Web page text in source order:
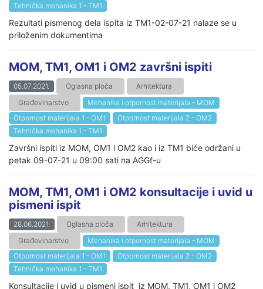
Tehnička mehanika 1 - TM1
Rezultati pismenog dela ispita iz TM1-02-07-21 nalaze se u
priloženim dokumentima
MOM, TM1, OM1 i OM2 završni ispiti
05.07.2021. Oglasna ploča
Arhitektura
Građevinarstvo
Mehanika i otpornost materijala - MOM
Otpornost materijala 1 - OM1
Otpornost materijala 2 - OM2
Tehnička mehanika 1 - TM1
Završni ispiti iz MOM, OM1 i OM2 kao i iz TM1 biće održani u
petak 09-07-21 u 09:00 sati na AGGf-u
MOM, TM1, OM1 i OM2 konsultacije i uvid u
pismeni ispit
28.06.2021. Oglasna ploča
Arhitektura
Građevinarstvo
Mehanika i otpornost materijala - MOM
Otpornost materijala 1 - OM1
Otpornost materijala 2 - OM2
Tehnička mehanika 1 - TM1
Konsultacije i uvid u pismeni ispit iz MOM, TM1, OM1 i OM2